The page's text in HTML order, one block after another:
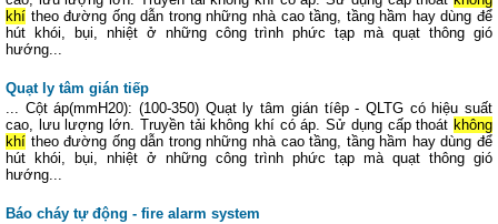
khí theo đường ống dẫn trong những nhà cao tầng, tầng hầm hay dùng để
hút khói, bụi, nhiệt ở những công trình phức tạp mà quạt thông gió
hướng...
Quạt ly tâm gián tiếp
... Cột áp(mmH20): (100-350) Quạt ly tâm gián tíêp - QLTG có hiệu suất
cao, lưu lượng lớn. Truyền tải không khí có áp. Sử dụng cấp thoát không
khí theo đường ống dẫn trong những nhà cao tầng, tầng hầm hay dùng để
hút khói, bụi, nhiệt ở những công trình phức tạp mà quạt thông gió
hướng...
Báo cháy tự động - fire alarm system